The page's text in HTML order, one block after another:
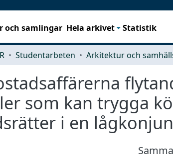
och samlingar Hela arkivet Statistik
Studentarbeten
som kan trygga
i en